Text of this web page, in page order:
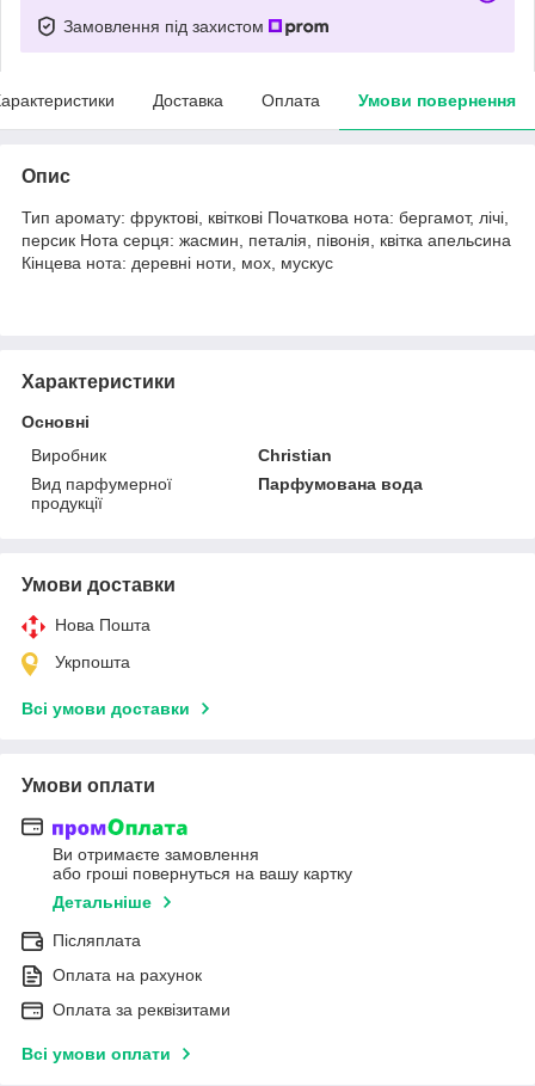
Замовлення під захистом
Доставка Оплата Умови повернення
Опис
Тип аромату: фруктові, квіткові Початкова нота: бергамот, лічі,
персик Нота серця: жасмин, петалія, півонія, квітка апельсина
Кінцева нота: деревні ноти, мох, мускус
Характеристики
Основні
Виробник
Christian
Вид парфумерної
продукції
Парфумована вода
Умови доставки
Нова Пошта
Укрпошта
Всі умови доставки
Умови оплати
Ви отримаєте замовлення
або гроші повернуться на вашу картку
Детальніше
Післяплата
Оплата на рахунок
Оплата за реквізитами
Всі умови оплати